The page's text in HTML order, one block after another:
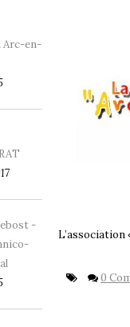
L’association
0
Arc-en-
-